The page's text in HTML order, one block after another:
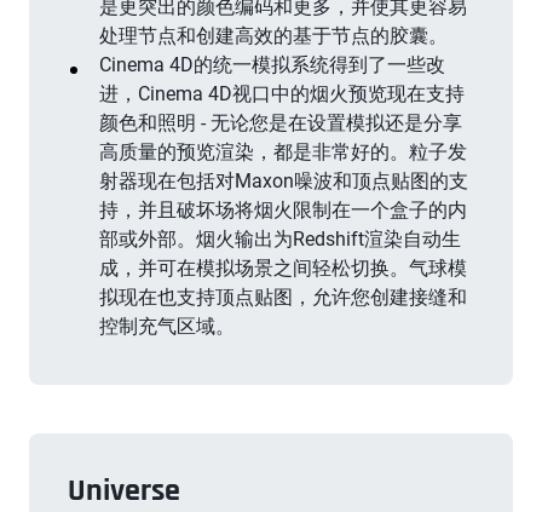
是更突出的颜色编码和更多，并使其更容易
处理节点和创建高效的基于节点的胶囊。
Cinema 4D的统一模拟系统得到了一些改
进，Cinema 4D视口中的烟火预览现在支持
颜色和照明 - 无论您是在设置模拟还是分享
高质量的预览渲染，都是非常好的。粒子发
射器现在包括对Maxon噪波和顶点贴图的支
持，并且破坏场将烟火限制在一个盒子的内
部或外部。烟火输出为Redshift渲染自动生
成，并可在模拟场景之间轻松切换。气球模
拟现在也支持顶点贴图，允许您创建接缝和
控制充气区域。
Universe